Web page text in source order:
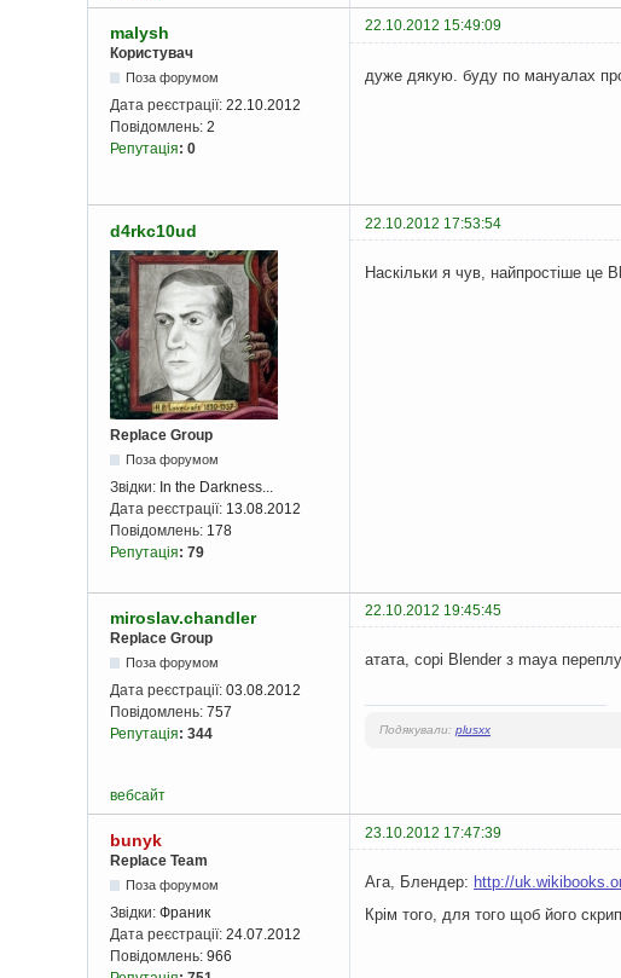
malysh
22.10.2012 15:49:09
Користувач
Поза форумом
Дата реєстрації: 22.10.2012
Повідомлень: 2
Репутація: 0
дуже дякую. буду по мануалах
d4rkc10ud 22.10.2012 17:53:54
Replace Group
Поза форумом
Звідки: In the Darkness...
Дата реєстрації: 13.08.2012
Повідомлень: 178
Репутація: 79
Наскільки я чув, найпростіше це
miroslav.chandler
22.10.2012 19:45:45
Replace Group
Поза форумом
Дата реєстрації: 03.08.2012
Повідомлень: 757
Репутація: 344
атата, сорі Blender з maya
Подякували: plusxx
вебсайт
bunyk
23.10.2012 17:47:39
Replace Team
Поза форумом
Звідки: Франик
Дата реєстрації: 24.07.2012
Повідомлень: 966
Ага, Блендер: http://
Крім того, для того щоб його